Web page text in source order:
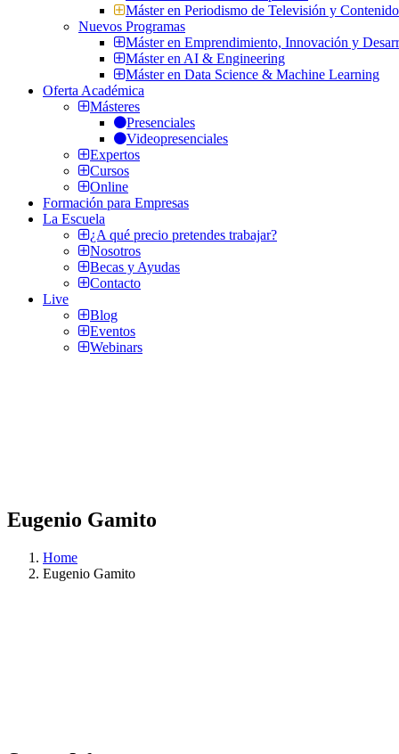
Máster en Periodismo de Televisión y
Nuevos Programas
Máster en Emprendimiento, Innovación y
Máster en AI & Engineering
Máster en Data Science & Machine Learning
Oferta Académica
Másteres
Presenciales
Videopresenciales
Expertos
Cursos
Online
Formación para Empresas
La Escuela
¿A qué precio pretendes trabajar?
Nosotros
Becas y Ayudas
Contacto
Live
Blog
Eventos
Webinars
Eugenio Gamito
Home
Eugenio Gamito